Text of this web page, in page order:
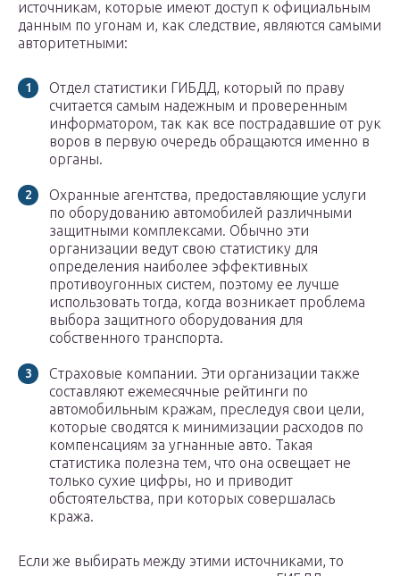
источникам, которые имеют доступ к официальным
данным по угонам и, как следствие, являются самыми
авторитетными:
Отдел статистики ГИБДД, который по праву
считается самым надежным и проверенным
информатором, так как все пострадавшие от рук
воров в первую очередь обращаются именно в
органы.
Охранные агентства, предоставляющие услуги
по оборудованию автомобилей различными
защитными комплексами. Обычно эти
организации ведут свою статистику для
определения наиболее эффективных
противоугонных систем, поэтому ее лучше
использовать тогда, когда возникает проблема
выбора защитного оборудования для
собственного транспорта.
Страховые компании. Эти организации также
составляют ежемесячные рейтинги по
автомобильным кражам, преследуя свои цели,
которые сводятся к минимизации расходов по
компенсациям за угнанные авто. Такая
статистика полезна тем, что она освещает не
только сухие цифры, но и приводит
обстоятельства, при которых совершалась
кража.
Если же выбирать между этими источниками, то